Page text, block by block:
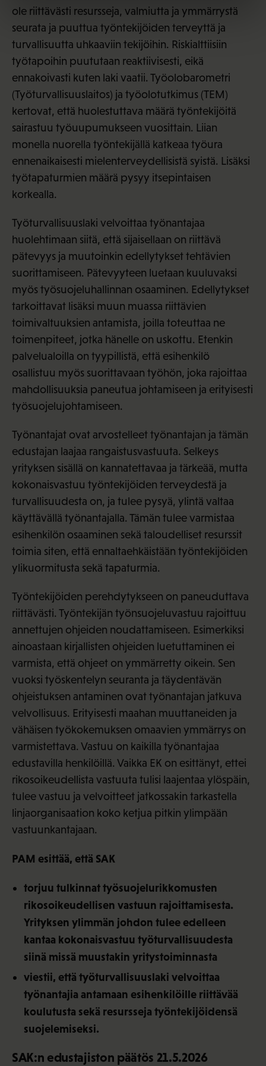
ole riittävästi resursseja, valmiutta ja ymmärrystä
seurata ja puuttua työntekijöiden terveyttä ja
turvallisuutta uhkaaviin tekijöihin. Riskialttiisiin
työtapoihin puututaan reaktiivisesti, eikä
ennakoivasti kuten laki vaatii. Työolobarometri
(Työturvallisuuslaitos) ja työolotutkimus (TEM)
kertovat, että huolestuttava määrä työntekijöitä
sairastuu työuupumukseen vuosittain. Liian
monella nuorella työntekijällä katkeaa työura
ennenaikaisesti mielenterveydellisistä syistä. Lisäksi
työtapaturmien määrä pysyy itsepintaisen
korkealla.
Työturvallisuuslaki velvoittaa työnantajaa
huolehtimaan siitä, että sijaisellaan on riittävä
pätevyys ja muutoinkin edellytykset tehtävien
suorittamiseen. Pätevyyteen luetaan kuuluvaksi
myös työsuojeluhallinnan osaaminen. Edellytykset
tarkoittavat lisäksi muun muassa riittävien
toimivaltuuksien antamista, joilla toteuttaa ne
toimenpiteet, jotka hänelle on uskottu. Etenkin
palvelualoilla on tyypillistä, että esihenkilö
osallistuu myös suorittavaan työhön, joka rajoittaa
mahdollisuuksia paneutua johtamiseen ja erityisesti
työsuojelujohtamiseen.
Työnantajat ovat arvostelleet työnantajan ja tämän
edustajan laajaa rangaistusvastuuta. Selkeys
yrityksen sisällä on kannatettavaa ja tärkeää, mutta
kokonaisvastuu työntekijöiden terveydestä ja
turvallisuudesta on, ja tulee pysyä, ylintä valtaa
käyttävällä työnantajalla. Tämän tulee varmistaa
esihenkilön osaaminen sekä taloudelliset resurssit
toimia siten, että ennaltaehkäistään työntekijöiden
ylikuormitusta sekä tapaturmia.
Työntekijöiden perehdytykseen on paneuduttava
riittävästi. Työntekijän työnsuojeluvastuu rajoittuu
annettujen ohjeiden noudattamiseen. Esimerkiksi
ainoastaan kirjallisten ohjeiden luetuttaminen ei
varmista, että ohjeet on ymmärretty oikein. Sen
vuoksi työskentelyn seuranta ja täydentävän
ohjeistuksen antaminen ovat työnantajan jatkuva
velvollisuus. Erityisesti maahan muuttaneiden ja
vähäisen työkokemuksen omaavien ymmärrys on
varmistettava. Vastuu on kaikilla työnantajaa
edustavilla henkilöillä. Vaikka EK on esittänyt, ettei
rikosoikeudellista vastuuta tulisi laajentaa ylöspäin,
tulee vastuu ja velvoitteet jatkossakin tarkastella
linjaorganisaation koko ketjua pitkin ylimpään
vastuunkantajaan.
PAM esittää, että SAK
torjuu tulkinnat työsuojelurikkomusten
rikosoikeudellisen vastuun rajoittamisesta.
Yrityksen ylimmän johdon tulee edelleen
kantaa kokonaisvastuu työturvallisuudesta
siinä missä muustakin yritystoiminnasta
viestii, että työturvallisuuslaki velvoittaa
työnantajia antamaan esihenkilöille riittävää
koulutusta sekä resursseja työntekijöidensä
suojelemiseksi.
SAK:n edustajiston päätös 21.5.2026